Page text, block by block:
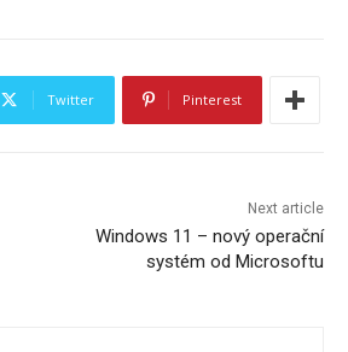
Twitter Pinterest
Next article
Windows 11 – nový operační
systém od Microsoftu